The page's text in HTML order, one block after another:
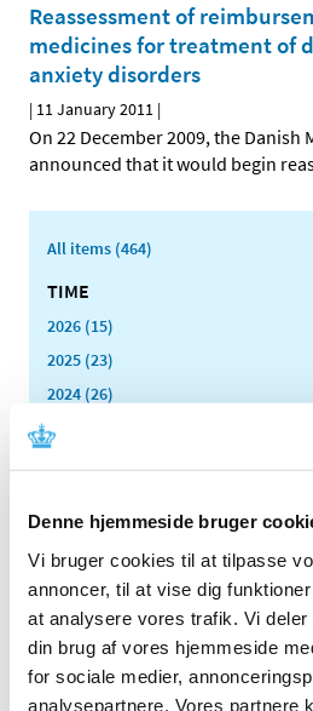
Denne hjemmeside bruger
Vi bruger cookies til at tilpasse
annoncer, til at vise dig
at analysere vores trafik. Vi
din brug af vores hjemmeside
for sociale medier,
analysepartnere. Vores partnere
Reassessment of
medicines for treatment of
anxiety disorders
| 11 January 2011 |
On 22 December 2009, the Danish
announced that it would begin
All items (464)
TIME
2026 (15)
2025 (23)
2024 (26)
2023 (24)
2020 (62)
2019 (20)
2018 (37)
2017 (48)
2016 (43)
2013 (3)